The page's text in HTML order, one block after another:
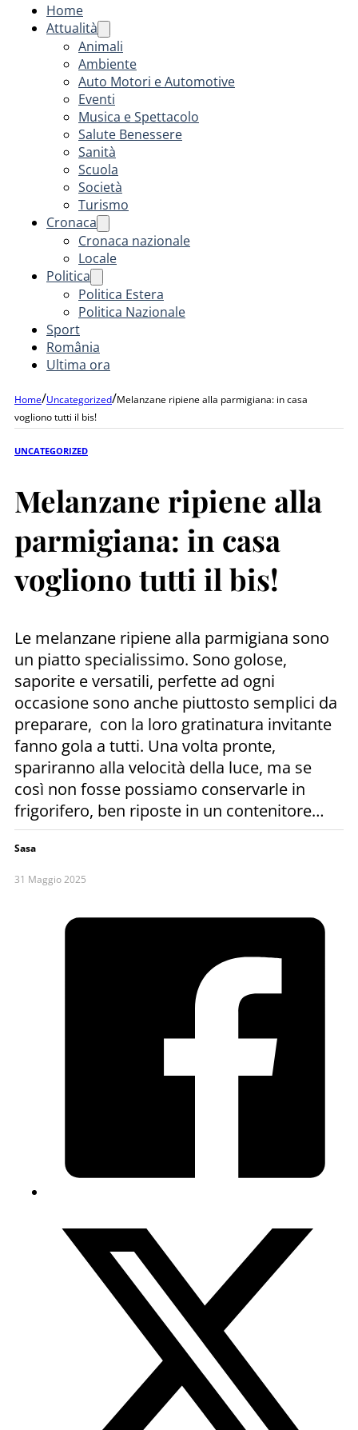
Home
Attualità
Animali
Ambiente
Auto Motori e Automotive
Eventi
Musica e Spettacolo
Salute Benessere
Sanità
Scuola
Società
Turismo
Cronaca
Cronaca nazionale
Locale
Politica
Politica Estera
Politica Nazionale
Sport
România
Ultima ora
Home/Uncategorized/Melanzane ripiene alla parmigiana: in casa
vogliono tutti il bis!
UNCATEGORIZED
Melanzane ripiene alla
parmigiana: in casa
vogliono tutti il bis!
Le melanzane ripiene alla parmigiana sono
un piatto specialissimo. Sono golose,
saporite e versatili, perfette ad ogni
occasione sono anche piuttosto semplici da
preparare, con la loro gratinatura invitante
fanno gola a tutti. Una volta pronte,
spariranno alla velocità della luce, ma se
così non fosse possiamo conservarle in
frigorifero, ben riposte in un contenitore…
Sasa
31 Maggio 2025